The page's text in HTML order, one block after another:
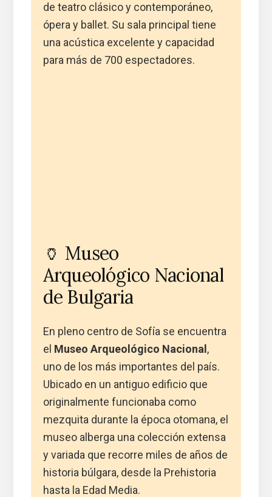
de teatro clásico y contemporáneo,
ópera y ballet. Su sala principal tiene
una acústica excelente y capacidad
para más de 700 espectadores.
🏺 Museo
Arqueológico Nacional
de Bulgaria
En pleno centro de Sofía se encuentra
el Museo Arqueológico Nacional,
uno de los más importantes del país.
Ubicado en un antiguo edificio que
originalmente funcionaba como
mezquita durante la época otomana, el
museo alberga una colección extensa
y variada que recorre miles de años de
historia búlgara, desde la Prehistoria
hasta la Edad Media.